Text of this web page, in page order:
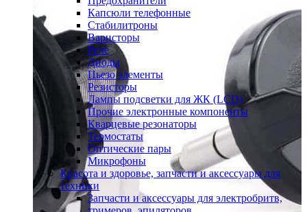
Капсюли телефонные
Стабилитроны
Варисторы
Реле
Диоды
Пьезо элементы
Резисторы
Лампы подсветки для ЖК (LCD)
Прочие электронные компоненты
Кварцевые резонаторы
Термостаты
Оптические пары
Микрофоны
Красота и здоровье, запчасти и аксессуары для
техники
Запчасти и аксессуары для электробритв,